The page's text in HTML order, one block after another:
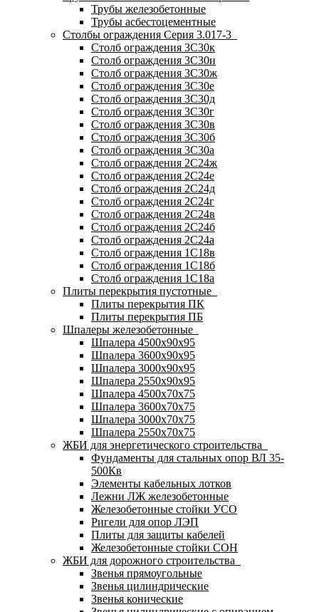
Трубы железобетонные
Трубы асбестоцементные
Столбы ограждения Серия 3.017-3
Столб ограждения 3С30к
Столб ограждения 3С30и
Столб ограждения 3С30ж
Столб ограждения 3С30е
Столб ограждения 3С30д
Столб ограждения 3С30г
Столб ограждения 3С30в
Столб ограждения 3С30б
Столб ограждения 3С30а
Столб ограждения 2С24ж
Столб ограждения 2С24е
Столб ограждения 2С24д
Столб ограждения 2С24г
Столб ограждения 2С24в
Столб ограждения 2С24б
Столб ограждения 2С24а
Столб ограждения 1С18в
Столб ограждения 1С18б
Столб ограждения 1С18а
Плиты перекрытия пустотные
Плиты перекрытия ПК
Плиты перекрытия ПБ
Шпалеры железобетонные
Шпалера 4500х90х95
Шпалера 3600х90х95
Шпалера 3000х90х95
Шпалера 2550х90х95
Шпалера 4500х70х75
Шпалера 3600х70х75
Шпалера 3000х70х75
Шпалера 2550х70х75
ЖБИ для энергетического строительства
Фундаменты для стальных опор ВЛ 35-
500Кв
Элементы кабельных лотков
Лежни ЛЖ железобетонные
Железобетонные стойки УСО
Ригели для опор ЛЭП
Плиты для защиты кабелей
Железобетонные стойки СОН
ЖБИ для дорожного строительства
Звенья прямоугольные
Звенья цилиндрические
Звенья конические